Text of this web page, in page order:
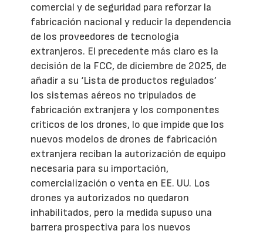
comercial y de seguridad para reforzar la
fabricación nacional y reducir la dependencia
de los proveedores de tecnología
extranjeros. El precedente más claro es la
decisión de la FCC, de diciembre de 2025, de
añadir a su ‘Lista de productos regulados’
los sistemas aéreos no tripulados de
fabricación extranjera y los componentes
críticos de los drones, lo que impide que los
nuevos modelos de drones de fabricación
extranjera reciban la autorización de equipo
necesaria para su importación,
comercialización o venta en EE. UU. Los
drones ya autorizados no quedaron
inhabilitados, pero la medida supuso una
barrera prospectiva para los nuevos